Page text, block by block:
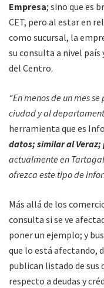
Empresa; sino que es
CET, pero al estar en
como sucursal, la
su consulta a nivel
del Centro.
“En menos de un mes
ciudad y al
herramienta que es
datos; similar al Veraz;
actualmente en
ofrezca este tipo de
Más allá de los
consulta si se ve
poner un ejemplo; y
que lo está afectando,
publican listado de
respecto a deudas y